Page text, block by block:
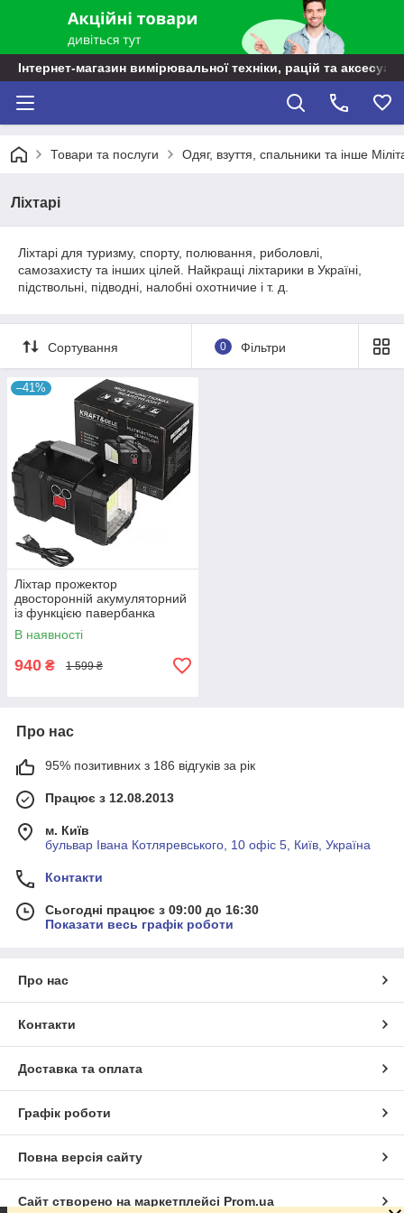
Інтернет-магазин вимірювальної техніки, рацій та
Товари та послуги Одяг, взуття, спальники та інше
Ліхтарі
Ліхтарі для туризму, спорту, полювання, риболовлі,
самозахисту та інших цілей. Найкращі ліхтарики в Україні,
підствольні, підводні, налобні охотничие і т. д.
Сортування 0 Фільтри
–41%
Ліхтар прожектор
двосторонній акумуляторний
із функцією павербанка
Kraft&Dele KD1249 10 000
мА·год до 20 годин роботи
В наявності
940 ₴ 1 599 ₴
Про нас
95% позитивних з 186 відгуків за рік
Працює з 12.08.2013
м. Київ
бульвар Івана Котляревського, 10 офіс 5, Київ, Україна
Контакти
Сьогодні працює з 09:00 до 16:30
Показати весь графік роботи
Про нас
Контакти
Доставка та оплата
Графік роботи
Повна версія сайту
Сайт створено на маркетплейсі Prom.ua